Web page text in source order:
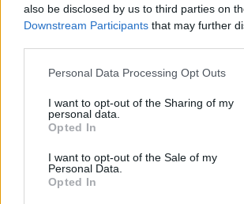
also be disclosed by us to third parties on
Downstream Participants that may further
Personal Data Processing Opt Outs
I want to opt-out of the Sharing of my
personal data.
Opted In
I want to opt-out of the Sale of my
Personal Data.
Opted In